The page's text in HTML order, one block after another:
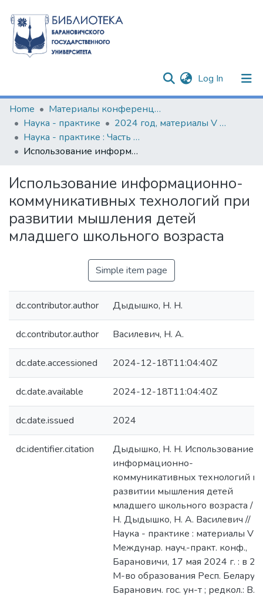
Log In (current)
Communities & Collections
All of DSpace
Statistics
Home
Материалы конференций и семинаров
Наука - практике
2024 год, материалы V Международной научно-практической конференции
Наука - практике : Часть 2. (2024 г.)
Использование информационно-коммуникативных технологий при развитии мышления детей младшего школьного возраста
Использование информационно-
коммуникативных технологий при
развитии мышления детей
младшего школьного возраста
Simple item page
dc.contributor.author Дыдышко, Н. Н.
dc.contributor.author Василевич, Н. А.
dc.date.accessioned 2024-12-18T11:04:40Z
dc.date.available 2024-12-18T11:04:40Z
dc.date.issued 2024
dc.identifier.citation
Дыдышко, Н. Н. Использование
информационно-
коммуникативных технологий
развитии мышления детей
младшего школьного возраста /
Н. Дыдышко, Н. А. Василевич //
Наука - практике : материалы V
Междунар. науч.-практ. конф.,
Барановичи, 17 мая 2024 г. : в 2
М-во образования Респ.
Баранович. гос. ун-т ; редкол.: В.